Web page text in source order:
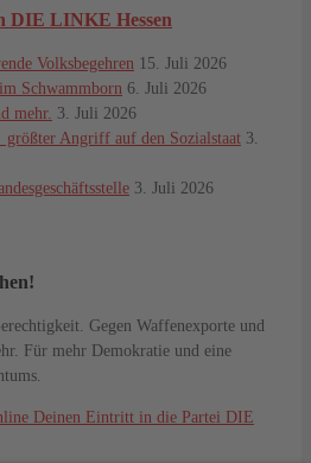
DIE LINKE Hessen
Volksbegehren 15. Juli 2026
Schwammborn 6. Juli 2026
mehr. 3. Juli 2026
Angriff auf den Sozialstaat 3.
3. Juli 2026
Gegen Waffenexporte und
Für mehr Demokratie und eine
Deinen Eintritt in die Partei DIE